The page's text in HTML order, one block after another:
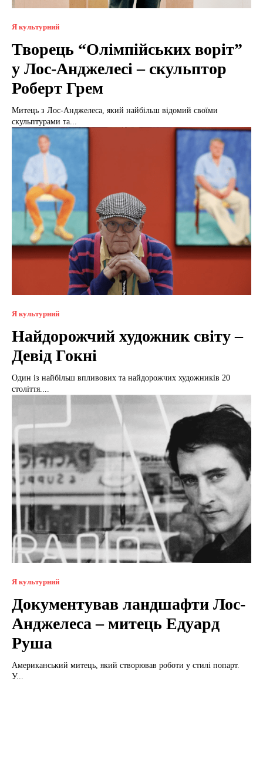
Я культурний
Творець “Олімпійських воріт”
у Лос-Анджелесі – скульптор
Роберт Грем
Митець з Лос-Анджелеса, який найбільш відомий своїми
скульптурами та...
Я культурний
Найдорожчий художник світу –
Девід Гокні
Один із найбільш впливових та найдорожчих художників 20
століття....
Я культурний
Документував ландшафти Лос-
Анджелеса – митець Едуард
Руша
Американський митець, який створював роботи у стилі попарт.
У...